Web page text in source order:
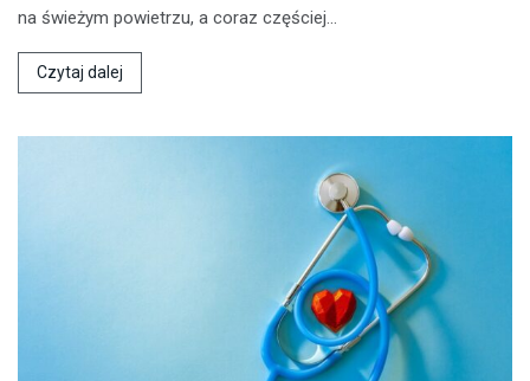
na świeżym powietrzu, a coraz częściej…
Czytaj dalej